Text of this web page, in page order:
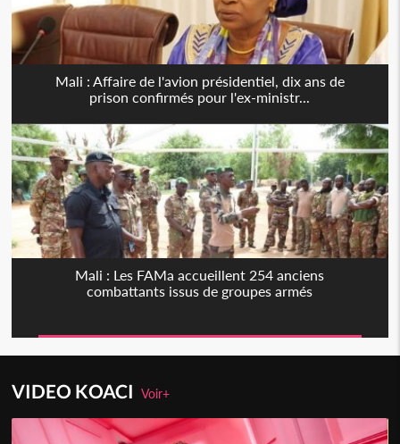
Mali : Affaire de l'avion présidentiel, dix ans de
prison confirmés pour l'ex-ministr...
Mali : Les FAMa accueillent 254 anciens
combattants issus de groupes armés
VIDEO KOACIVoir+